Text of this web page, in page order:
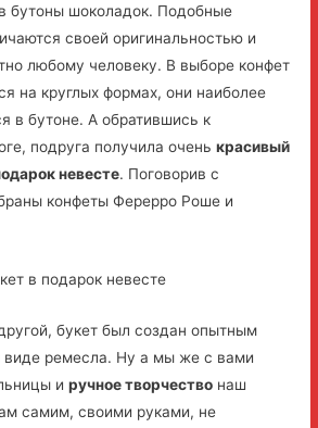
бутоны шоколадок. Подобные
своей оригинальностью и
любому человеку. В выборе конфет
на круглых формах, они наиболее
в бутоне. А обратившись к
подруга получила оченькрасивый
невесте. Поговорив с
конфеты Ферерро Роше и
в подарок невесте
букет был создан опытным
виде ремесла. Ну а мы же с вами
иручное творчество наш
самим, своими руками, не